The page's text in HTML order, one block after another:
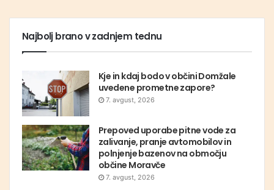
Najbolj brano v zadnjem tednu
Kje in kdaj bodo v občini Domžale
uvedene prometne zapore?
7. avgust, 2026
Prepoved uporabe pitne vode za
zalivanje, pranje avtomobilov in
polnjenje bazenov na območju
občine Moravče
7. avgust, 2026